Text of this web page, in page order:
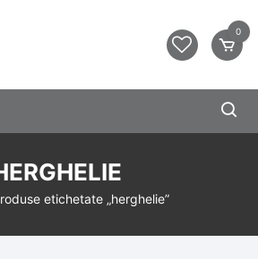
0
etichetate „herghelie”